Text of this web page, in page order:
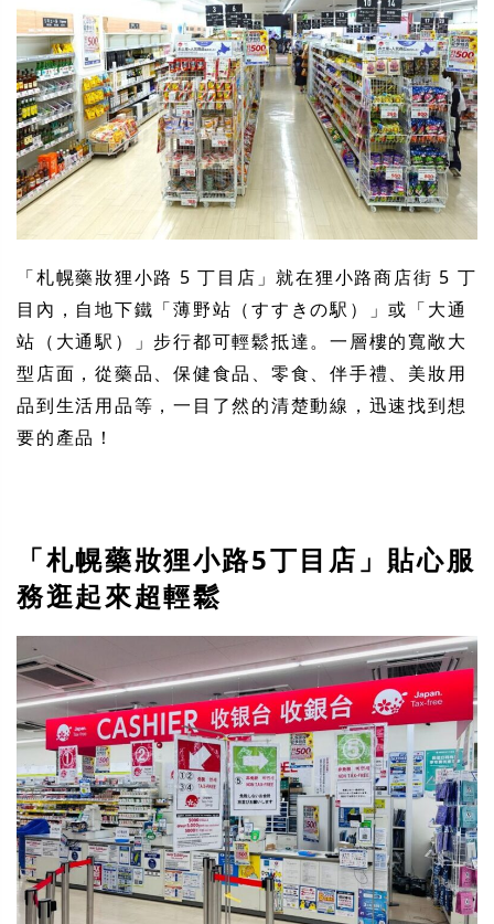
「札幌藥妝狸小路 5 丁目店」就在狸小路商店街 5 丁
目內，自地下鐵「薄野站（すすきの駅）」或「大通
站（大通駅）」步行都可輕鬆抵達。一層樓的寬敞大
型店面，從藥品、保健食品、零食、伴手禮、美妝用
品到生活用品等，一目了然的清楚動線，迅速找到想
要的產品！
「札幌藥妝狸小路5丁目店」貼心服
務逛起來超輕鬆